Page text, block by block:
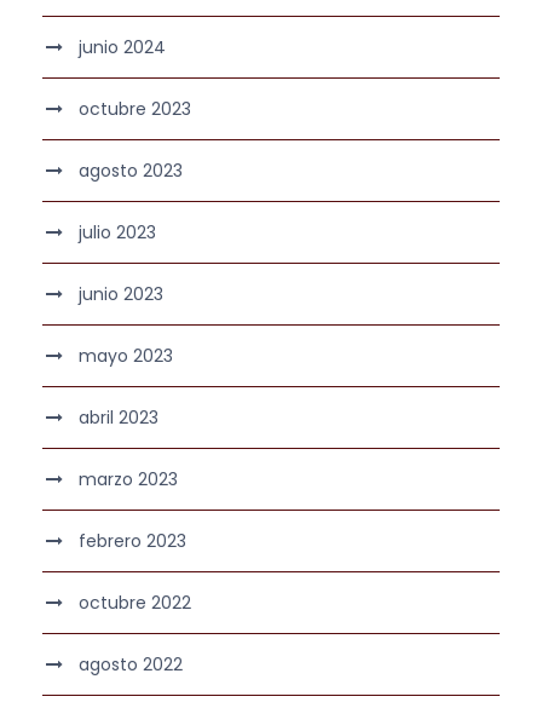
junio 2024
octubre 2023
agosto 2023
julio 2023
junio 2023
mayo 2023
abril 2023
marzo 2023
febrero 2023
octubre 2022
agosto 2022